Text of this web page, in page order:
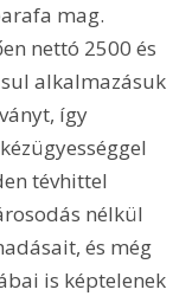
mag.
nettó 2500 és
alkalmazásuk
így
tévhittel
nélkül
és még
is képtelenek